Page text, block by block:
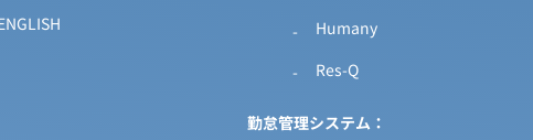
Humany
Res-Q
勤怠管理システム